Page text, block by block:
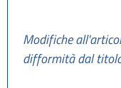
Modifiche
difformità dal